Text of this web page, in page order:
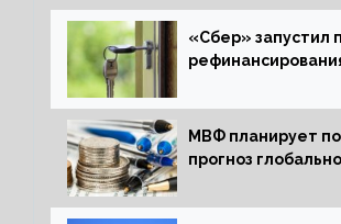
«Сбер» запустил
МВФ планирует
прогноз
следующем